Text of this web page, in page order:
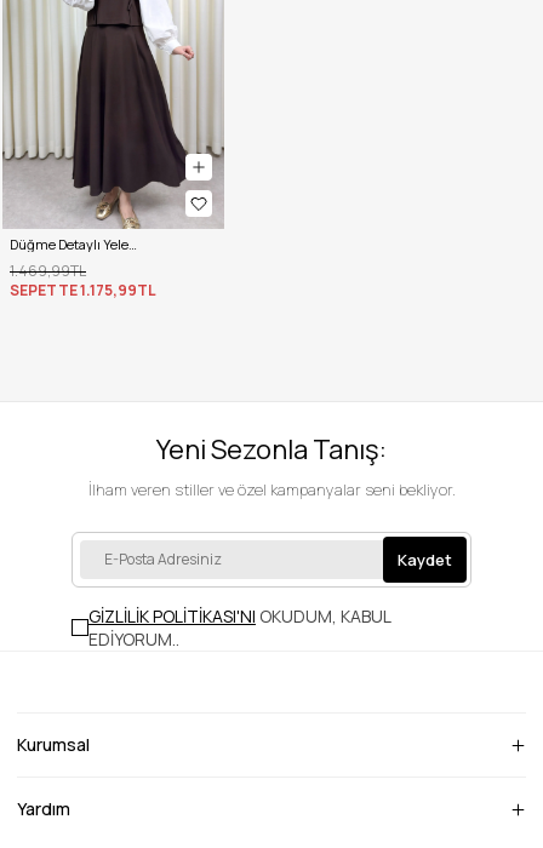
Düğme Detaylı Yelekli Takım 0049 - KAHVERENGİ
1.469,99TL
SEPETTE1.175,99TL
Yeni Sezonla Tanış:
İlham veren stiller ve özel kampanyalar seni bekliyor.
Kaydet
GİZLİLİK POLİTİKASI'NI OKUDUM, KABUL
EDİYORUM..
Kurumsal
Yardım